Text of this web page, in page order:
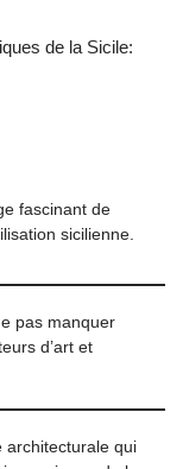
de la Sicile:
fascinant de
sicilienne.
pas manquer
d’art et
architecturale qui